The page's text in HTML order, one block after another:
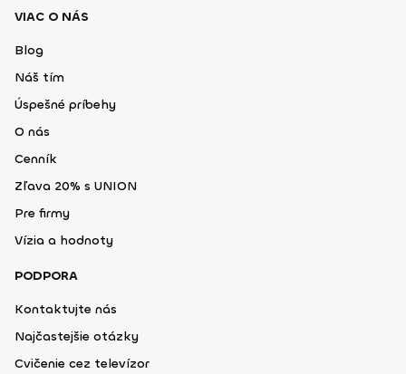
VIAC O NÁS
Blog
Náš tím
Úspešné príbehy
O nás
Cenník
Zľava 20% s UNION
Pre firmy
Vízia a hodnoty
PODPORA
Kontaktujte nás
Najčastejšie otázky
Cvičenie cez televízor